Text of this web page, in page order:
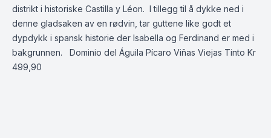
distrikt i historiske Castilla y Léon. I tillegg til å dykke ned i
denne gladsaken av en rødvin, tar guttene like godt et
dypdykk i spansk historie der Isabella og Ferdinand er med i
bakgrunnen. Dominio del Águila Pícaro Viñas Viejas Tinto Kr
499,90